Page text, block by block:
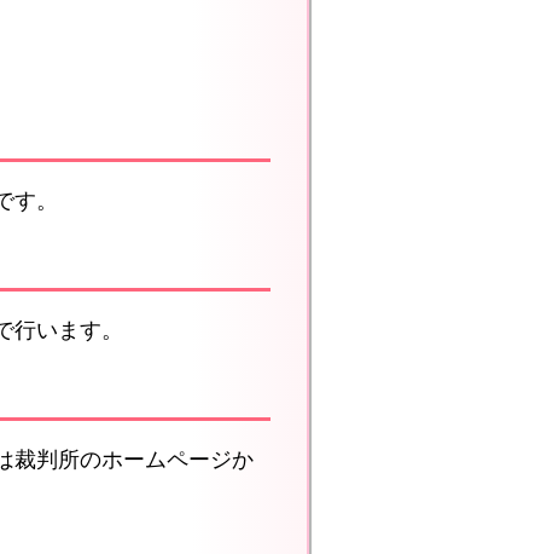
す。
います。
裁判所のホームページか